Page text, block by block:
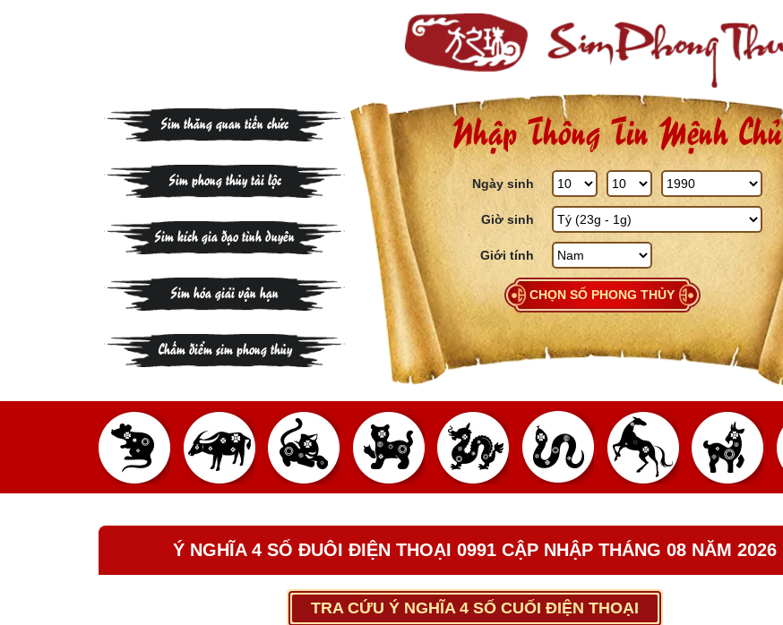
Sim thăng quan tiến chức
Sim phong thủy tài lộc
Sim kích gia đạo tình duyên
Sim hóa giải vận hạn
Chấm điểm sim phong thủy
Nhập Thông Tin Mệnh Chủ
Ngày sinh
Giờ sinh
Giới tính
CHỌN SỐ PHONG THỦY
Ý NGHĨA 4 SỐ ĐUÔI ĐIỆN THOẠI 0991 CẬP NHẬP THÁNG 08 NĂM 2026
TRA CỨU Ý NGHĨA 4 SỐ CUỐI ĐIỆN THOẠI